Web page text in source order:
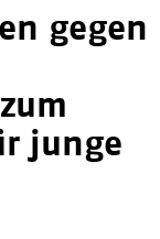
gegen
junge